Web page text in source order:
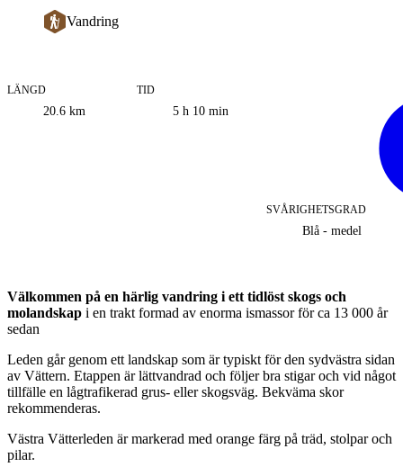
Vandring
Information
LÄNGD
20.6 km
TID
5 h 10 min
SVÅRIGHETSGRAD
Blå - medel
Beskrivning
Välkommen på en härlig vandring i ett tidlöst skogs och
molandskap i en trakt formad av enorma ismassor för ca 13 000 år
sedan
Leden går genom ett landskap som är typiskt för den sydvästra sidan
av Vättern. Etappen är lättvandrad och följer bra stigar och vid något
tillfälle en lågtrafikerad grus- eller skogsväg. Bekväma skor
rekommenderas.
Västra Vätterleden är markerad med orange färg på träd, stolpar och
pilar.